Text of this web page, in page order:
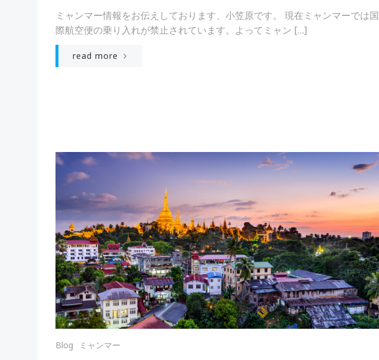
ミャンマー情報をお伝えしております、小笠原です。 現在ミャンマーでは国
際航空便の乗り入れが禁止されています。よってミャン […]
read more
Blog ミャンマー